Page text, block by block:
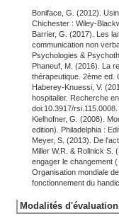
Boniface, G. (2012).
Chichester : Wiley-
Barrier, G. (2017). Les
communication non
Psychologies &
Phaneuf, M. (2016). La
thérapeutique. 2ème ed.
Haberey-Knuessi, V.
hospitalier. Recherche
doi:10.3917/rsi.115.0008.
Kielhofner, G. (2008).
edition). Philadelphia :
Meyer, S. (2013). De
Miller W.R. & Rollnick S.
engager le changement
Organisation mondiale
fonctionnement du
Modalités